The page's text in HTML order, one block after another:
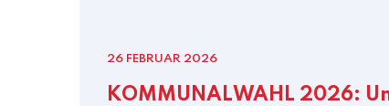
26 FEBRUAR 2026
KOMMUNALWAHL 2026: